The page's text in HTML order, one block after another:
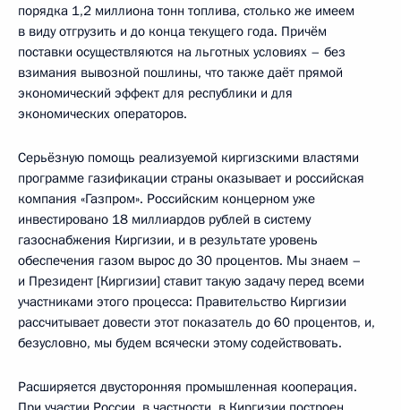
порядка 1,2 миллиона тонн топлива, столько же имеем
в виду отгрузить и до конца текущего года. Причём
поставки осуществляются на льготных условиях – без
взимания вывозной пошлины, что также даёт прямой
экономический эффект для республики и для
экономических операторов.
Серьёзную помощь реализуемой киргизскими властями
программе газификации страны оказывает и российская
компания «Газпром». Российским концерном уже
инвестировано 18 миллиардов рублей в систему
газоснабжения Киргизии, и в результате уровень
обеспечения газом вырос до 30 процентов. Мы знаем –
и Президент [Киргизии] ставит такую задачу перед всеми
участниками этого процесса: Правительство Киргизии
рассчитывает довести этот показатель до 60 процентов, и,
безусловно, мы будем всячески этому содействовать.
Расширяется двусторонняя промышленная кооперация.